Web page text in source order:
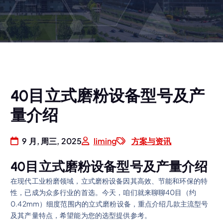
40目立式磨粉设备型号及产
量介绍
9 月, 周三, 2025 liming 方案与资讯
40目立式磨粉设备型号及产量介绍
在现代工业粉磨领域，立式磨粉设备因其高效、节能和环保的特
性，已成为众多行业的首选。今天，咱们就来聊聊40目（约
0.42mm）细度范围内的立式磨粉设备，重点介绍几款主流型号
及其产量特点，希望能为您的选型提供参考。